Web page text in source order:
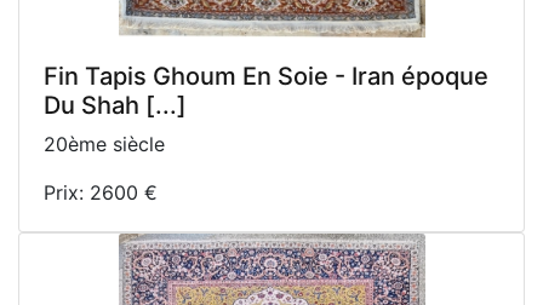
Fin Tapis Ghoum En Soie - Iran époque
Du Shah [...]
20ème siècle
Prix: 2600 €